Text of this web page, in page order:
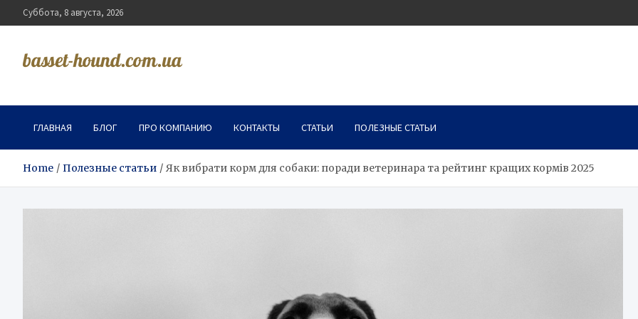
to
Суббота, 8 августа, 2026
basset-hound.com.ua
ГЛАВНАЯ БЛОГ ПРО КОМПАНИЮ КОНТАКТЫ СТАТЬИ ПОЛЕЗНЫЕ СТАТЬИ
Home Полезные статьи Як вибрати корм для собаки: поради ветеринара та рейтинг кращих кормів 2025